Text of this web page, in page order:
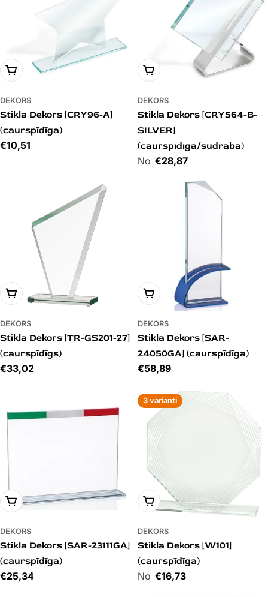
PIEVIENOT GROZAM
DEKORS
Stikla Dekors [CRY96-A]
(caurspīdīga)
Cena
€10,51
PIEVIENOT GROZAM
DEKORS
Stikla Dekors [CRY564-B-
SILVER]
(caurspīdīga/sudraba)
Cena€28,87
PIEVIENOT GROZAM
DEKORS
Stikla Dekors [TR-GS201-27]
(caurspīdīgs)
Cena
€33,02
PIEVIENOT GROZAM
DEKORS
Stikla Dekors [SAR-
24050GA] (caurspīdīga)
Cena
€58,89
PIEVIENOT GROZAM
DEKORS
Stikla Dekors [SAR-23111GA]
(caurspīdīga)
Cena
€25,34
3 varianti
PIEVIENOT GROZAM
DEKORS
Stikla Dekors [W101]
(caurspīdīga)
Cena€16,73